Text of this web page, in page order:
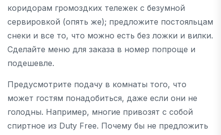
коридорам громоздких тележек с безумной
сервировкой (опять же); предложите постояльцам
снеки и все то, что можно есть без ложки и вилки.
Сделайте меню для заказа в номер попроще и
подешевле.
Предусмотрите подачу в комнаты того, что
может гостям понадобиться, даже если они не
голодны. Например, многие привозят с собой
спиртное из Duty Free. Почему бы не предложить